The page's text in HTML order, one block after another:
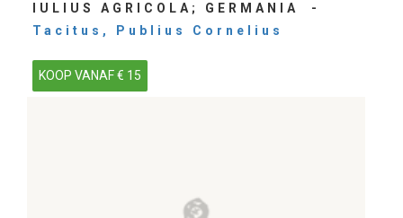
IULIUS AGRICOLA; GERMANIA -
Tacitus, Publius Cornelius
KOOP VANAF € 15